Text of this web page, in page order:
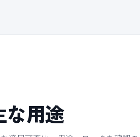
な用途